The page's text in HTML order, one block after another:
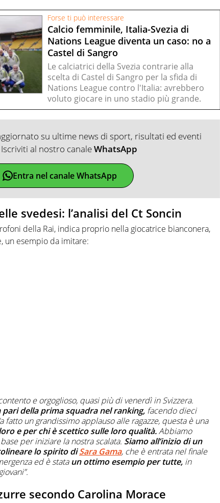
Forse ti può interessare
Calcio femminile, Italia-Svezia di
Nations League diventa un caso: no a
Castel di Sangro
Le calciatrici della Svezia contrarie alla
scelta di Castel di Sangro per la sfida di
Nations League contro l'Italia: avrebbero
voluto giocare in uno stadio più grande.
su ultime news di sport, risultati ed eventi
Iscriviti al nostro canaleWhatsApp
Entra nel canale WhatsApp
svedesi: l’analisi del Ct Soncin
della Rai, indica proprio nella giocatrice bianconera,
un esempio da imitare:
e orgoglioso, quasi più di venerdì in Svizzera.
della prima squadra nel ranking, facendo dieci
fatto un grandissimo applauso alle ragazze, questa è una
e per chi è scettico sulle loro qualità.Abbiamo
per iniziare la nostra scalata. Siamo all’inizio di un
lo spirito diSara Gama, che è entrata nel finale
ed è stataun ottimo esempio per tutte, in
secondo Carolina Morace